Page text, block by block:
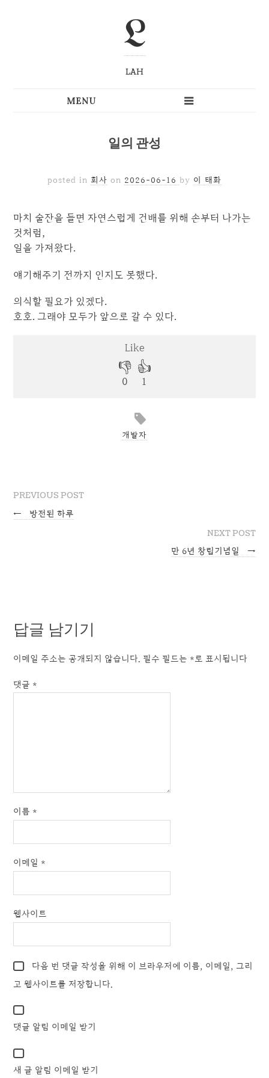
L
LAH
일의 관성
posted in 회사 on 2026-06-16 by 이 태화
마치 술잔을 들면 자연스럽게 건배를 위해 손부터 나가는
것처럼,
일을 가져왔다.
얘기해주기 전까지 인지도 못했다.
의식할 필요가 있겠다.
호호. 그래야 모두가 앞으로 갈 수 있다.
개발자
PREVIOUS POST
← 방전된 하루
NEXT POST
만 6년 창립기념일 →
답글 남기기
이메일 주소는 공개되지 않습니다. 필수 필드는 *로 표시됩니다
댓글 *
이름 *
이메일 *
웹사이트
다음 번 댓글 작성을 위해 이 브라우저에 이름, 이메일, 그리
고 웹사이트를 저장합니다.
댓글 알림 이메일 받기
새 글 알림 이메일 받기